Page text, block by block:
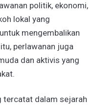
politik, ekonomi,
lokal yang
mengembalikan
perlawanan juga
dan aktivis yang
tercatat dalam sejarah